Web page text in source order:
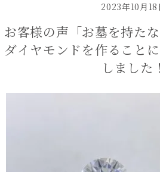
2023年10月18
お客様の声「お墓を持た
ダイヤモンドを作ること
しました！